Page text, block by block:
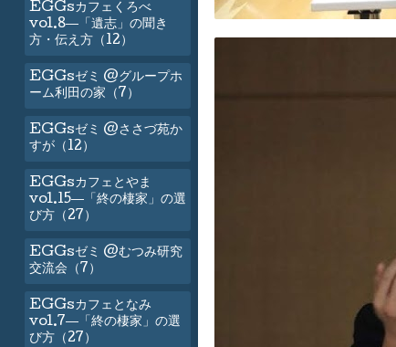
EGGsカフェくろべ
vol.8―「遺志」の聞き
方・伝え方（12）
EGGsゼミ @グループホ
ーム利田の家（7）
EGGsゼミ @ささづ苑か
すが（12）
EGGsカフェとやま
vol.15―「終の棲家」の選
び方（27）
EGGsゼミ @むつみ研究
交流会（7）
EGGsカフェとなみ
vol.7―「終の棲家」の選
び方（27）